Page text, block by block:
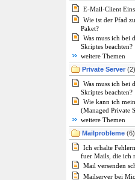
E-Mail-Client
Wie ist der Pfad
Paket?
Was muss ich bei
Skriptes beachten?
weitere Themen
Private Server(2)
Was muss ich bei
Skriptes beachten?
Wie kann ich
(Managed Private
weitere Themen
Mailprobleme (6)
Ich erhalte
fuer Mails, die ich
Mail versenden
Mailserver bei